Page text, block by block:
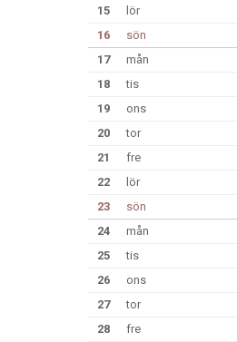
15
lör
16
sön
17
mån
18
tis
19
ons
20
tor
21
fre
22
lör
23
sön
24
mån
25
tis
26
ons
27
tor
28
fre